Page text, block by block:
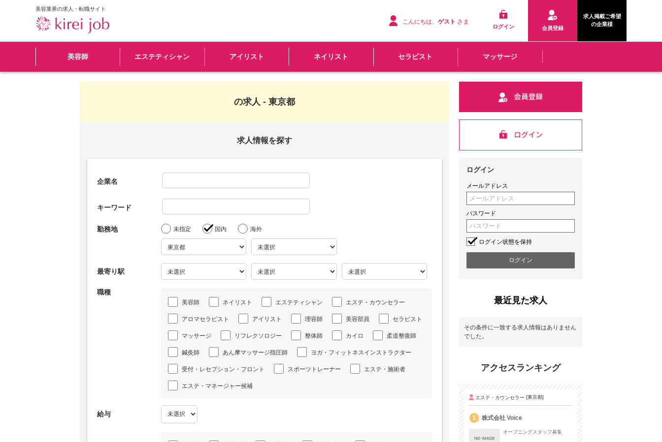
美容業界の求人・転職サイト
こんにちは、 ゲスト さま
ログイン 会員登録
求人掲載ご希望
の企業様
美容師 エステティシャン アイリスト ネイリスト セラピスト マッサージ
の求人 - 東京都
求人情報を探す
企業名
キーワード
勤務地 未指定 国内 海外
最寄り駅
職種
美容師 ネイリスト エステティシャン エステ・カウンセラー
アロマセラピスト アイリスト 理容師 美容部員 セラピスト
マッサージ リフレクソロジー 整体師 カイロ 柔道整復師
鍼灸師 あん摩マッサージ指圧師 ヨガ・フィットネスインストラクター
受付・レセプション・フロント スポーツトレーナー エステ・施術者
エステ・マネージャー候補
給与
ログイン
メールアドレス
パスワード
ログイン状態を保持
最近見た求人
その条件に一致する求人情報はありません
でした。
アクセスランキング
エステ・カウンセラー [東京都]
1 株式会社 Voice
オープニングスタッフ募集